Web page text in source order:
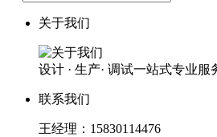
关于我们
设计 · 生产· 调试一站式专业服
联系我们
王经理：15830114476